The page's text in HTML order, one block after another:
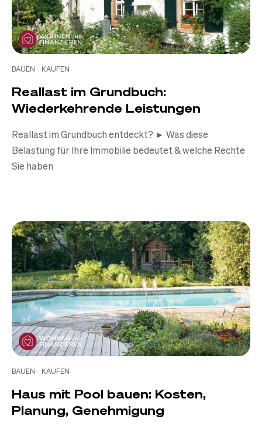
BAUEN KAUFEN
Reallast im Grundbuch:
Wiederkehrende Leistungen
Reallast im Grundbuch entdeckt? ► Was diese
Belastung für Ihre Immobilie bedeutet & welche Rechte
Sie haben
BAUEN KAUFEN
Haus mit Pool bauen: Kosten,
Planung, Genehmigung